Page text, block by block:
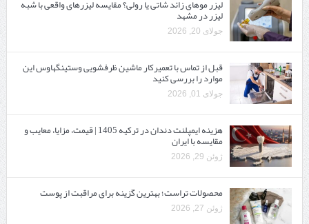
لیزر موهای زائد شاتی یا رولی؟ مقایسه لیزرهای واقعی با شبه‌
لیزر در مشهد
جولای 20, 2026
قبل از تماس با تعمیرکار ماشین ظرفشویی وستینگهاوس این
موارد را بررسی کنید
جولای 01, 2026
هزینه ایمپلنت دندان در ترکیه 1405 | قیمت، مزایا، معایب و
مقایسه با ایران
ژوئن 29, 2026
محصولات تراست؛ بهترین گزینه برای مراقبت از پوست
ژوئن 27, 2026